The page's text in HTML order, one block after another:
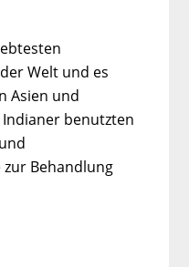
Welt und es
Asien und
benutzten
Behandlung